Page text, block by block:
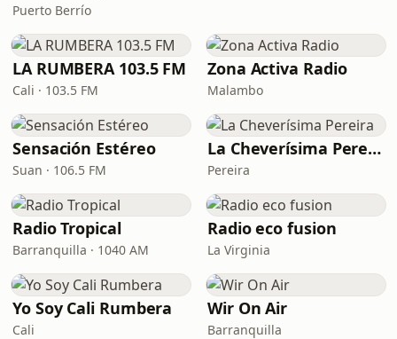
Puerto Berrío
LA RUMBERA 103.5 FM
Cali · 103.5 FM
Zona Activa Radio
Malambo
Sensación Estéreo
Suan · 106.5 FM
La Cheverísima Pereira
Pereira
Radio Tropical
Barranquilla · 1040 AM
Radio eco fusion
La Virginia
Yo Soy Cali Rumbera
Cali
Wir On Air
Barranquilla